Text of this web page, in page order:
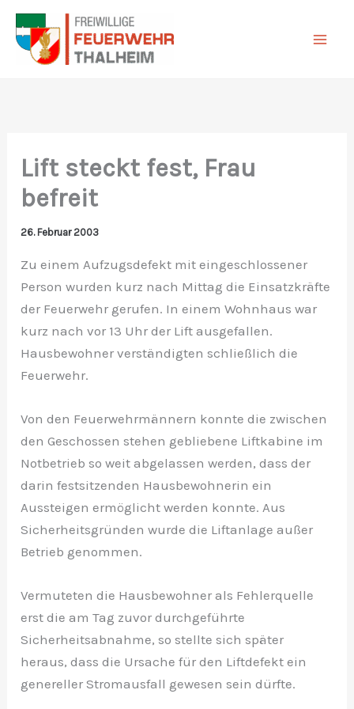
Zum
Inhalt
springen
Lift steckt fest, Frau
befreit
26. Februar 2003
Zu einem Aufzugsdefekt mit eingeschlossener
Person wurden kurz nach Mittag die Einsatzkräfte
der Feuerwehr gerufen. In einem Wohnhaus war
kurz nach vor 13 Uhr der Lift ausgefallen.
Hausbewohner verständigten schließlich die
Feuerwehr.
Von den Feuerwehrmännern konnte die zwischen
den Geschossen stehen gebliebene Liftkabine im
Notbetrieb so weit abgelassen werden, dass der
darin festsitzenden Hausbewohnerin ein
Aussteigen ermöglicht werden konnte. Aus
Sicherheitsgründen wurde die Liftanlage außer
Betrieb genommen.
Vermuteten die Hausbewohner als Fehlerquelle
erst die am Tag zuvor durchgeführte
Sicherheitsabnahme, so stellte sich später
heraus, dass die Ursache für den Liftdefekt ein
genereller Stromausfall gewesen sein dürfte.